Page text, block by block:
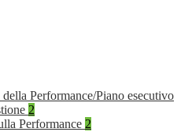
della Performance/Piano esecutivo
2
Performance 2